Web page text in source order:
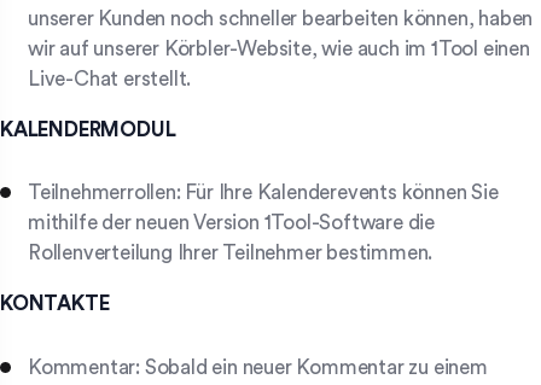
unserer Kunden noch schneller bearbeiten können, haben
wir auf unserer Körbler-Website, wie auch im 1Tool einen
Live-Chat erstellt.
KALENDERMODUL
Teilnehmerrollen: Für Ihre Kalenderevents können Sie
mithilfe der neuen Version 1Tool-Software die
Rollenverteilung Ihrer Teilnehmer bestimmen.
KONTAKTE
Kommentar: Sobald ein neuer Kommentar zu einem